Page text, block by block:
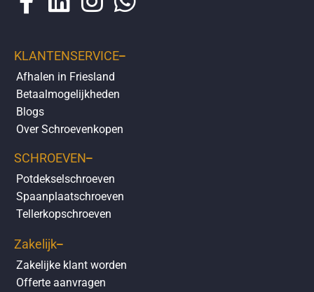
KLANTENSERVICE
Afhalen in Friesland
Betaalmogelijkheden
Blogs
Over Schroevenkopen
SCHROEVEN
Potdekselschroeven
Spaanplaatschroeven
Tellerkopschroeven
Zakelijk
Zakelijke klant worden
Offerte aanvragen